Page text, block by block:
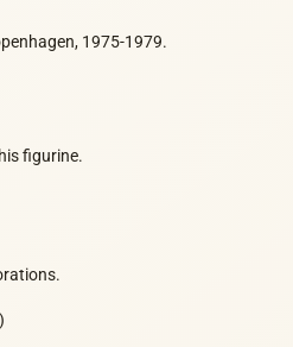
1975-1979.
figurine.